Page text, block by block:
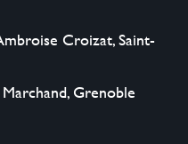
Croizat, Saint-
Grenoble